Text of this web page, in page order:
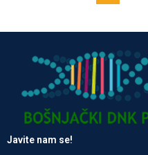
Javite nam se!